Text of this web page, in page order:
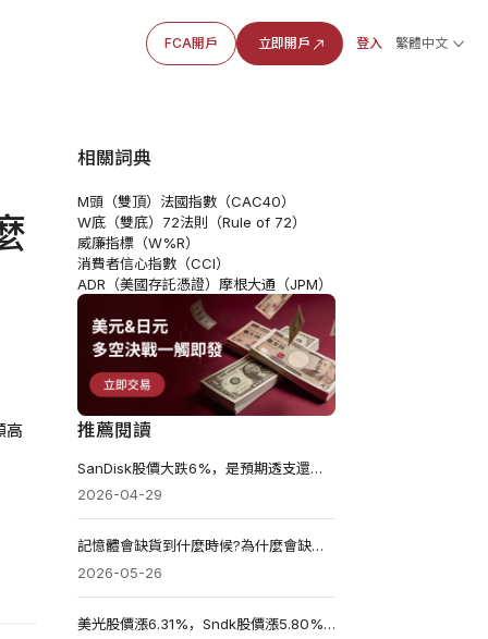
FCA開戶 立即開戶 登入 繁體中文
高
相關詞典
M頭（雙頂） 法國指數（CAC40）
W底（雙底） 72法則（Rule of 72）
威廉指標（W%R）
消費者信心指數（CCI）
ADR（美國存託憑證） 摩根大通（JPM）
推薦閱讀
SanDisk股價大跌6%，是預期透支還是趨勢反轉?
2026-04-29
記憶體會缺貨到什麼時候?為什麼會缺記憶體?
2026-05-26
美光股價漲6.31%，Sndk股價漲5.80%，皆創歷史新高